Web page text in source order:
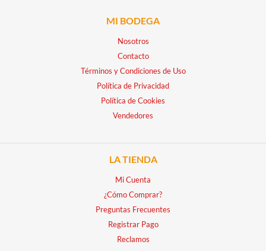
MI BODEGA
Nosotros
Contacto
Términos y Condiciones de Uso
Política de Privacidad
Política de Cookies
Vendedores
LA TIENDA
Mi Cuenta
¿Cómo Comprar?
Preguntas Frecuentes
Registrar Pago
Reclamos